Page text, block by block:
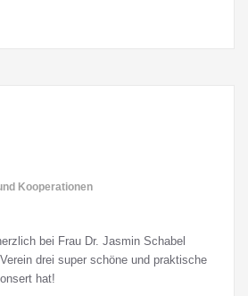
Kooperationen
bei Frau Dr. Jasmin Schabel
drei super schöne und praktische
hat!